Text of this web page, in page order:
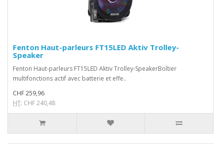
Fenton Haut-parleurs FT15LED Aktiv Trolley-
Speaker
Fenton Haut-parleurs FT15LED Aktiv Trolley-SpeakerBoîtier
multifonctions actif avec batterie et effe..
CHF 259,96
HT: CHF 240,48